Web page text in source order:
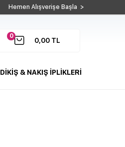
Hemen Alışverişe Başla >
0
0,00 TL
DİKİŞ & NAKIŞ İPLİKLERİ